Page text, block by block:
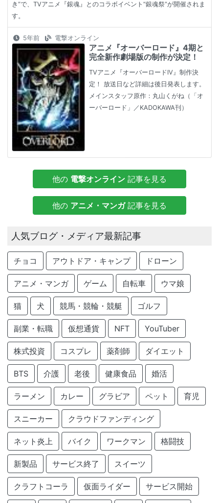
き”で、TVアニメ『銀魂』とのコラボイベント“銀魂祭”が開催されま
す。
5年前 電撃オンライン
アニメ『オーバーロード』4期と
完全新作劇場版の制作が決定！
TVアニメ『オーバーロードIV』制作決
定！ 放送日など詳細は後日発表します。
メインスタッフ原作：丸山くがね（「オ
ーバーロード」／KADOKAWA刊）
他の 電撃オンライン 記事を見る
他の アニメ・マンガ記事を見る
人気ブログ・メディア最新記事
チョコ アウトドア・キャンプ ドローン
アニメ・マンガ ゲーム 自転車 ウマ娘
猫 犬 競馬・競輪・競艇 ゴルフ
副業・転職 仮想通貨 NFT YouTuber
株式投資 コスプレ 薬剤師 ダイエット
BTS 介護 老後 健康食品 婚活
ラーメン カレー グラビア ペット 育児
スニーカー クラウドファンディング
ネット炎上 バイク ワークマン 格闘技
新製品 サービス終了 スイーツ
クラフトコーラ 仮面ライダー サービス開始